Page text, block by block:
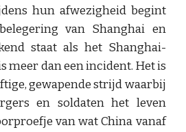
hun afwezigheid begint
van Shanghai en
staat als het Shanghai-
meer dan een incident. Het is
gewapende strijd waarbij
en soldaten het leven
van wat China vanaf